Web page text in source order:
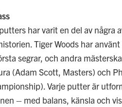
har varit en del av några
Tiger Woods har
segrar, och andra
(Adam Scott, Masters) och
Varje putter är
– med balans, känsla och